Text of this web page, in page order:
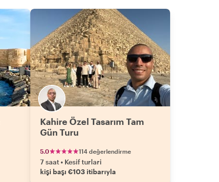
have been amazing if I could have spent
time with Ramses and his very deep
of the Egyptian culture. I absolutely
his guide, and if you have the chance
have more than one day with him, well, do it! It is
worthwhile. Thank you, Ramses, for the great
together. You truly are a living pharaoh."
Kahire Özel Tasarım Tam
Gün Turu
5.0 114 değerlendirme
7 saat• Kesif turlari
kişi başı €103 itibarıyla